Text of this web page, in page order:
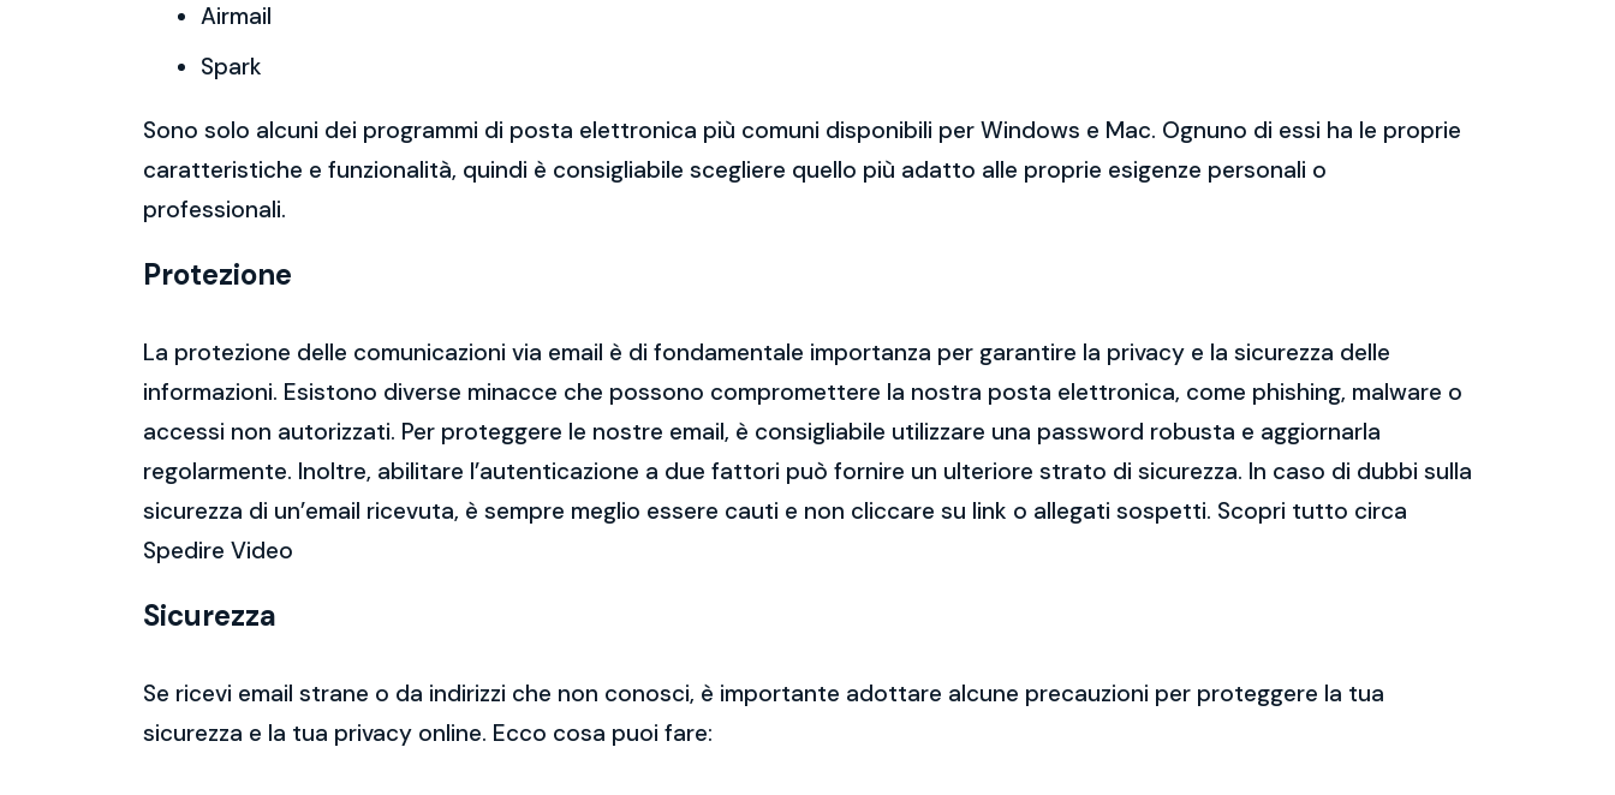
Airmail
Spark
Sono solo alcuni dei programmi di posta elettronica più comuni disponibili per Windows e Mac. Ognuno di essi ha le proprie
caratteristiche e funzionalità, quindi è consigliabile scegliere quello più adatto alle proprie esigenze personali o
professionali.
Protezione
La protezione delle comunicazioni via email è di fondamentale importanza per garantire la privacy e la sicurezza delle
informazioni. Esistono diverse minacce che possono compromettere la nostra posta elettronica, come phishing, malware o
accessi non autorizzati. Per proteggere le nostre email, è consigliabile utilizzare una password robusta e aggiornarla
regolarmente. Inoltre, abilitare l’autenticazione a due fattori può fornire un ulteriore strato di sicurezza. In caso di dubbi sulla
sicurezza di un’email ricevuta, è sempre meglio essere cauti e non cliccare su link o allegati sospetti. Scopri tutto circa
Spedire Video
Sicurezza
Se ricevi email strane o da indirizzi che non conosci, è importante adottare alcune precauzioni per proteggere la tua
sicurezza e la tua privacy online. Ecco cosa puoi fare: